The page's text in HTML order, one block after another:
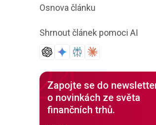
Osnova článku
Shrnout článek pomoci AI
Zapojte se do
o novinkách ze světa
finančních trhů.